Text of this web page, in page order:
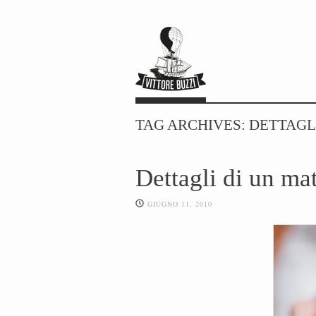
TAG ARCHIVES:
Dettagli di un
GIUGNO 11, 2010